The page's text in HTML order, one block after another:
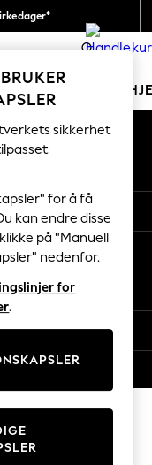
0
sikkerhet
for å få
kan endre disse
på "Manuell
nedenfor.
for
.